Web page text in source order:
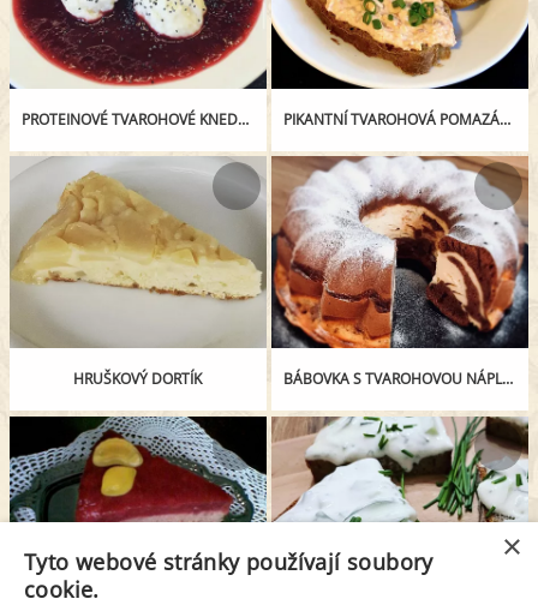
PROTEINOVÉ TVAROHOVÉ KNEDLÍČKY SE ŠVESTKOVOU OMÁČKOU PIKANTNÍ TVAROHOVÁ POMAZÁNKA S GOUDOU A KAPIÍ
HRUŠKOVÝ DORTÍK BÁBOVKA S TVAROHOVOU NÁPLNÍ
×
Tyto webové stránky používají soubory
cookie.